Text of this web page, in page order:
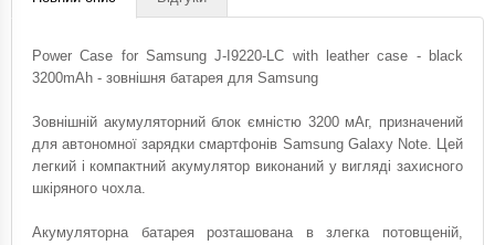
Power Case for Samsung J-I9220-LC with leather case - black
3200mAh - зовнішня батарея для Samsung
Зовнішній акумуляторний блок ємністю 3200 мАг, призначений
для автономної зарядки смартфонів Samsung Galaxy Note. Цей
легкий і компактний акумулятор виконаний у вигляді захисного
шкіряного чохла.
Акумуляторна батарея розташована в злегка потовщеній,